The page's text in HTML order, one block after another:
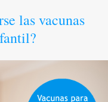
las vacunas